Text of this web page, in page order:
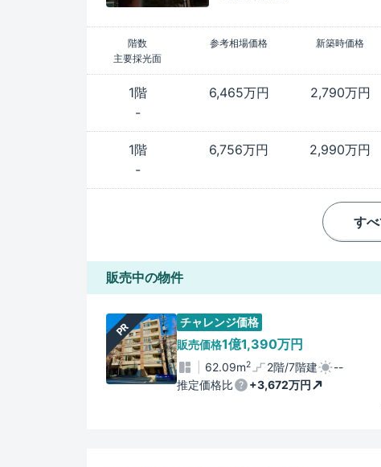
階数 参考相場価格 新築時価格
主要採光面
1階 6,465万円 2,790万円
-
1階 6,756万円 2,990万円
-
す
販売中の物件
PR
チャレンジ価格
販売価格1億1,390万円
62.09m2 2階/7階建
--
推定価格比
+3,672万円